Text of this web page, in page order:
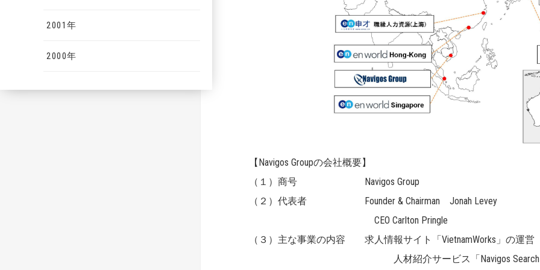
2001年
2000年
【Navigos Groupの会社概要】
（１）商号 Navigos Group
（２）代表者 Founder & Chairman Jonah Levey
CEO Carlton Pringle
（３）主な事業の内容 求人情報サイト「VietnamWorks」の運営
人材紹介サービス「Navigos Search